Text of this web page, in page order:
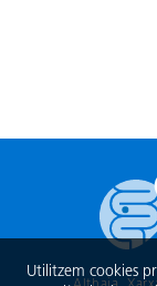
Utilitzem cookies